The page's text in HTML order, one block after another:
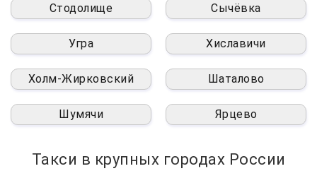
Стодолище Сычёвка
Угра Хиславичи
Холм-Жирковский Шаталово
Шумячи Ярцево
Такси в крупных городах России